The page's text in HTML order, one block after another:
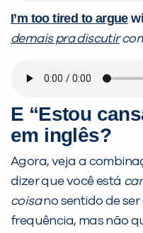
I’m too tired to argue
demais pra discutir
E “Estou
em inglês?
Agora, veja a
dizer que você está
coisano sentido de
frequência, mas não